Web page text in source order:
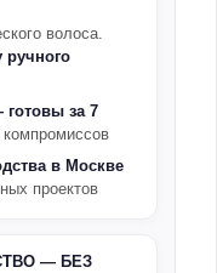
волоса.
ручного
за 7
компромиссов
в Москве
проектов
— БЕЗ